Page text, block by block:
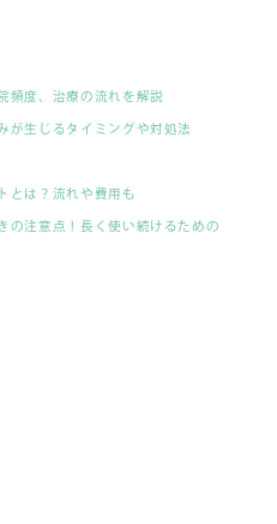
頻度、治療の流れを解説
が生じるタイミングや対処法
とは？流れや費用も
の注意点！長く使い続けるための